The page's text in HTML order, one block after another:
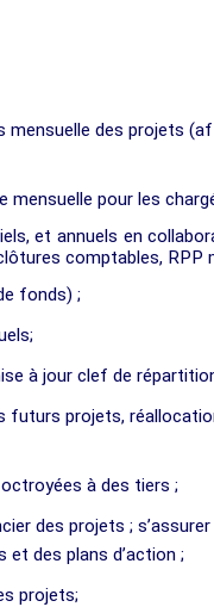
mensuelle des projets
mensuelle pour les
et annuels en
comptables, RPP
fonds) ;
à jour clef de
futurs projets,
à des tiers ;
des projets ;
des plans d’action ;
projets;